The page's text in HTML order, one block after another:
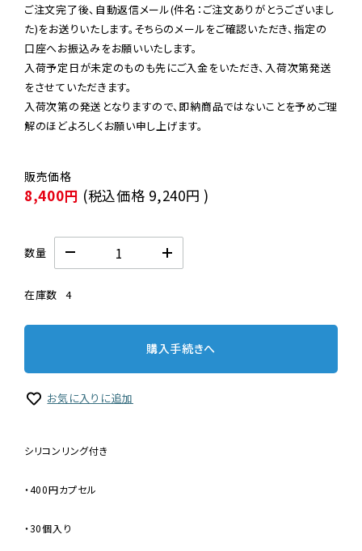
ご注文完了後、自動返信メール(件名：ご注文ありがとうございまし
た)をお送りいたします。そちらのメールをご確認いただき、指定の
口座へお振込みをお願いいたします。
入荷予定日が未定のものも先にご入金をいただき、入荷次第発送
をさせていただきます。
入荷次第の発送となりますので、即納商品ではないことを予めご理
解のほどよろしくお願い申し上げます。
8,400円 (税込価格 9,240円 )
数量
在庫数 4
購入手続きへ
お気に入りに追加
シリコンリング付き
・400円カプセル
・30個入り